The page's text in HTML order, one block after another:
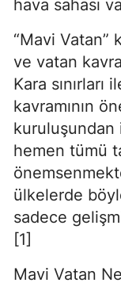
hava sahası
“Mavi Vatan”
ve vatan
Kara
kavramının
hemen tümü
ülkelerde
sadece
[1]
Mavi Vatan